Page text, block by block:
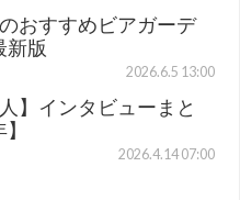
おすすめビアガーデ
新版
2026.6.5 13:00
】インタビューまと
2026.4.14 07:00